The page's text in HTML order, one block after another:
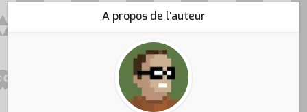
A propos de l'auteur